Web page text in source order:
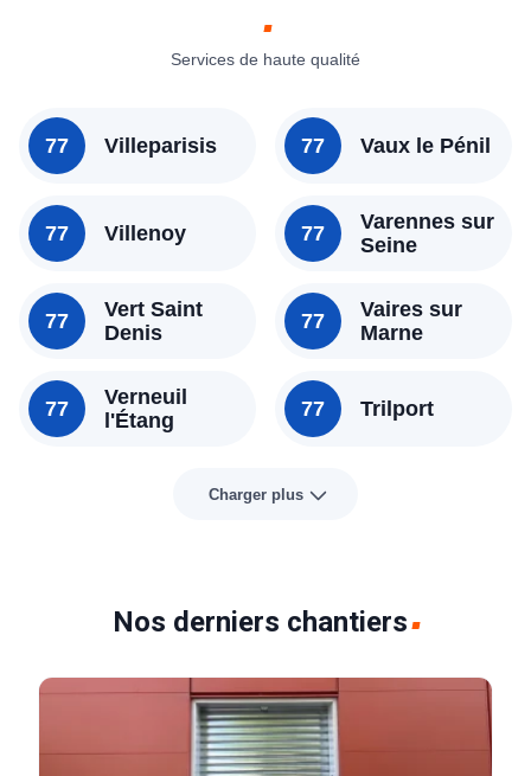
Services de haute qualité
77 Villeparisis
77 Villenoy
77
Vert Saint
Denis
77
Verneuil
l'Étang
77 Vaux le Pénil
77
Varennes sur
Seine
77
Vaires sur
Marne
77 Trilport
Charger plus
Nos derniers chantiers